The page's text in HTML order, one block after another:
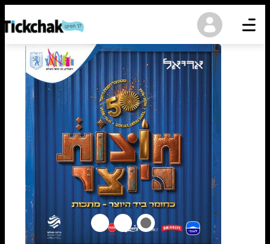
נגישות